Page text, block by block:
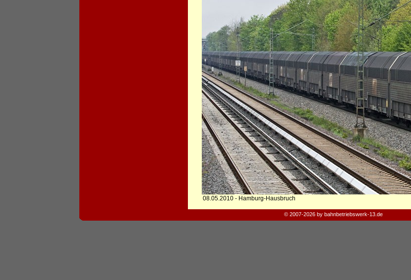
08.05.2010 - Hamburg-Hausbruch
© 2007-2026 by bahnbetriebswerk-13.de